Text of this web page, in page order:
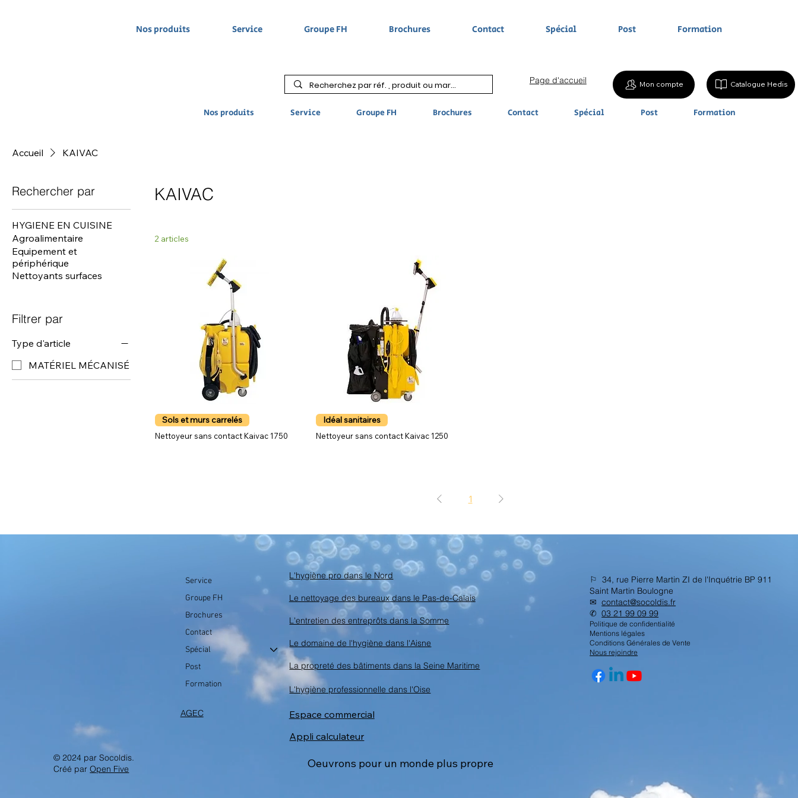
Page d'accueil Mon compte Catalogue Hedis
Nos produits Service Groupe FH Brochures Contact Spécial Post Formation
Nos produits Service Groupe FH Brochures Contact Spécial Post Formation
Accueil KAIVAC
Rechercher par
HYGIENE EN CUISINE
Agroalimentaire
Equipement et
périphérique
Nettoyants surfaces
Filtrer par
Type d'article
MATÉRIEL MÉCANISÉ
KAIVAC
2 articles
Sols et murs carrelés
Nettoyeur sans contact Kaivac 1750
Idéal sanitaires
Nettoyeur sans contact Kaivac 1250
1
Service
Groupe FH
Brochures
Contact
Spécial
Post
Formation
AGEC
L'hygiène pro dans le Nord
Le nettoyage des bureaux dans le Pas-de-Calais
L'entretien des entreprôts dans la Somme
Le domaine de l'hygiène dans l'Aisne
La propreté des bâtiments dans la Seine Maritime
L'hygiène professionnelle dans l'Oise
Espace commercial
Appli calculateur
⚐ 34, rue Pierre Martin ZI de l'Inquétrie BP 911
Saint Martin Boulogne
✉︎contact@socoldis.fr
✆03 21 99 09 99
Politique de confidentialité
Mentions légales
Conditions Générales de Vente
Nous rejoindre
© 2024 par Socoldis.
Créé parOpen Five Oeuvrons pour un monde plus propre